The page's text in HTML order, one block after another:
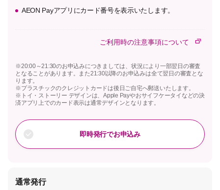
AEON Payアプリにカード番号を表示いたします。
ご利用時の注意事項について
※20:00～21:30のお申込みにつきましては、状況により一部翌日の審査
となることがあります。また21:30以降のお申込みは全て翌日の審査とな
ります。
※プラスチックのクレジットカードは後日ご自宅へ郵送いたします。
※トイ・ストーリー デザインは、Apple Payやおサイフケータイなどの決
済アプリ上でのカード表示は通常デザインとなります。
即時発行でお申込み
通常発行